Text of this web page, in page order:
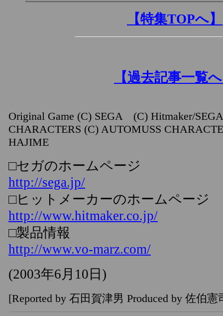
【特集TOPへ】
【過去記事一覧
Original Game (C) SEGA (C) Hitmaker/SEGA
CHARACTERS (C) AUTOMUSS
HAJIME
□セガのホームページ
http://sega.jp/
□ヒットメーカーのホームページ
http://www.hitmaker.co.jp/
□製品情報
http://www.vo-marz.com/
(2003年6月10日)
[Reported by 石田賀津男 Produced by 佐伯憲